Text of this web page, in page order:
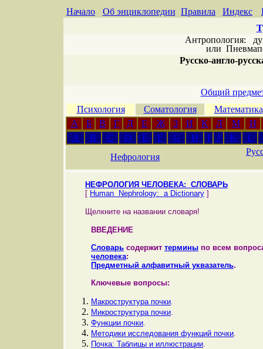
Начало Об энциклопедии Правила Индекс
Антропология:
или
Русско-англо-
Общий
Психология
Соматология
Математика
А
Б В Г Д Е Ж З И К Л М
Н
A
B C D E F G H I J K
L
Нефрология
НЕФРОЛОГИЯ ЧЕЛОВЕКА: СЛОВАРЬ
[ Human Nephrology: a Dictionary ]
Щелкните на названии словаря!
ВВЕДЕНИЕ
Словарь содержит термины по всем
человека:
Предметный алфавитный уквазатель.
Ключевые вопросы:
Макроструктура почки.
Микроструктура почки.
Функции почки.
Методики исследования функций почки.
Почка: Таблицы и иллюстрации.